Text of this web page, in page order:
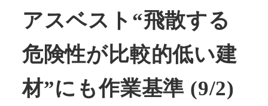
アスベスト“飛散する
危険性が比較的低い建
材”にも作業基準 (9/2)